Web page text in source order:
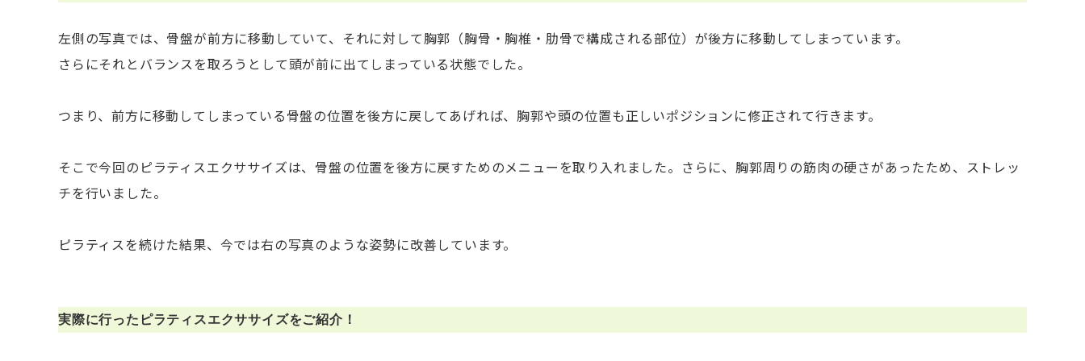
左側の写真では、骨盤が前方に移動していて、それに対して胸郭（胸骨・胸椎・肋骨で構成される部位）が後方に移動してしまっています。
さらにそれとバランスを取ろうとして頭が前に出てしまっている状態でした。
つまり、前方に移動してしまっている骨盤の位置を後方に戻してあげれば、胸郭や頭の位置も正しいポジションに修正されて行きます。
そこで今回のピラティスエクササイズは、骨盤の位置を後方に戻すためのメニューを取り入れました。さらに、胸郭周りの筋肉の硬さがあったため、ストレッ
チを行いました。
ピラティスを続けた結果、今では右の写真のような姿勢に改善しています。
実際に行ったピラティスエクササイズをご紹介！